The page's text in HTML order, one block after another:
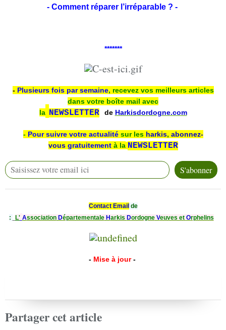
- Comment réparer l’irréparable ? -
*******
- Plusieurs fois par semaine, recevez vos meilleurs articles
dans votre boîte mail avec
la NEWSLETTER de Harkisdordogne.com
- Pour suivre votre actualité sur les harkis, abonnez-
vous gratuitement à la NEWSLETTER
Contact Email de
:
L' AssociationDépartementaleHarkis DordogneVeuves et Orphelins
- Mise à jour -
Partager cet article